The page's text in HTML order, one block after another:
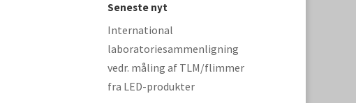
Seneste nyt
International
laboratoriesammenligning
vedr. måling af TLM/flimmer
fra LED-produkter